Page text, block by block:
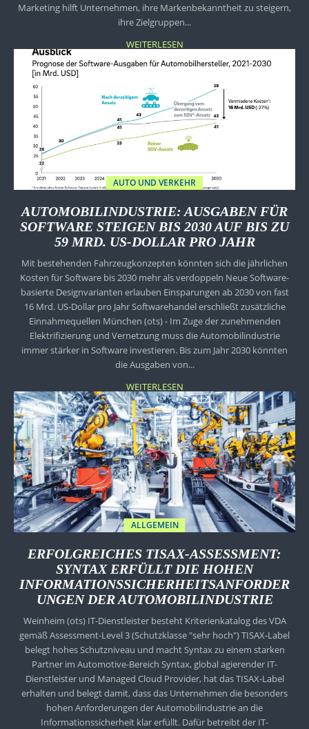
Marketing hilft Unternehmen, ihre Markenbekanntheit zu steigern,
ihre Zielgruppen...
WEITERLESEN
AUTO UND VERKEHR
AUTOMOBILINDUSTRIE: AUSGABEN FÜR
SOFTWARE STEIGEN BIS 2030 AUF BIS ZU
59 MRD. US-DOLLAR PRO JAHR
Mit bestehenden Fahrzeugkonzepten könnten sich die jährlichen
Kosten für Software bis 2030 mehr als verdoppeln Neue Software-
basierte Designvarianten erlauben Einsparungen ab 2030 von fast
16 Mrd. US-Dollar pro Jahr Softwarehandel erschließt zusätzliche
Einnahmequellen München (ots) - Im Zuge der zunehmenden
Elektrifizierung und Vernetzung muss die Automobilindustrie
immer stärker in Software investieren. Bis zum Jahr 2030 könnten
die Ausgaben von...
WEITERLESEN
ALLGEMEIN
ERFOLGREICHES TISAX-ASSESSMENT:
SYNTAX ERFÜLLT DIE HOHEN
INFORMATIONSSICHERHEITSANFORDER
UNGEN DER AUTOMOBILINDUSTRIE
Weinheim (ots) IT-Dienstleister besteht Kriterienkatalog des VDA
gemäß Assessment-Level 3 (Schutzklasse "sehr hoch") TISAX-Label
belegt hohes Schutzniveau und macht Syntax zu einem starken
Partner im Automotive-Bereich Syntax, global agierender IT-
Dienstleister und Managed Cloud Provider, hat das TISAX-Label
erhalten und belegt damit, dass das Unternehmen die besonders
hohen Anforderungen der Automobilindustrie an die
Informationssicherheit klar erfüllt. Dafür betreibt der IT-